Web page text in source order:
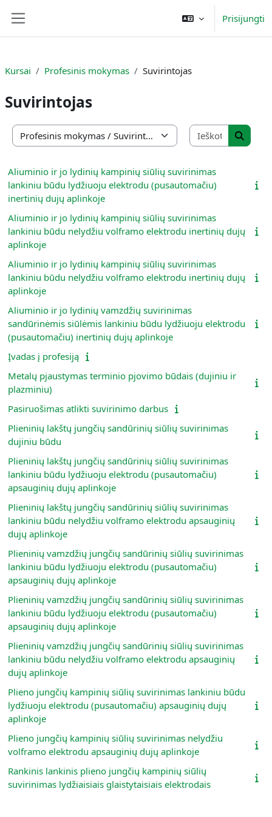
Prisijungti
Kursai Profesinis mokymas Suvirintojas
Suvirintojas
Kursų kategorijos
Ieškoti
Ieškoti
Aliuminio ir jo lydinių kampinių siūlių suvirinimas
lankiniu būdu lydžiuoju elektrodu (pusautomačiu)
inertinių dujų aplinkoje
Aliuminio ir jo lydinių kampinių siūlių suvirinimas
lankiniu būdu nelydžiu volframo elektrodu inertinių dujų
aplinkoje
Aliuminio ir jo lydinių kampinių siūlių suvirinimas
lankiniu būdu nelydžiu volframo elektrodu inertinių dujų
aplinkoje
Aliuminio ir jo lydinių vamzdžių suvirinimas
sandūrinėmis siūlėmis lankiniu būdu lydžiuoju elektrodu
(pusautomačiu) inertinių dujų aplinkoje
Įvadas į profesiją
Metalų pjaustymas terminio pjovimo būdais (dujiniu ir
plazminiu)
Pasiruošimas atlikti suvirinimo darbus
Plieninių lakštų jungčių sandūrinių siūlių suvirinimas
dujiniu būdu
Plieninių lakštų jungčių sandūrinių siūlių suvirinimas
lankiniu būdu lydžiuoju elektrodu (pusautomačiu)
apsauginių dujų aplinkoje
Plieninių lakštų jungčių sandūrinių siūlių suvirinimas
lankiniu būdu nelydžiu volframo elektrodu apsauginių
dujų aplinkoje
Plieninių vamzdžių jungčių sandūrinių siūlių suvirinimas
lankiniu būdu lydžiuoju elektrodu (pusautomačiu)
apsauginių dujų aplinkoje
Plieninių vamzdžių jungčių sandūrinių siūlių suvirinimas
lankiniu būdu lydžiuoju elektrodu (pusautomačiu)
apsauginių dujų aplinkoje
Plieninių vamzdžių jungčių sandūrinių siūlių suvirinimas
lankiniu būdu nelydžiu volframo elektrodu apsauginių
dujų aplinkoje
Plieno jungčių kampinių siūlių suvirinimas lankiniu būdu
lydžiuoju elektrodu (pusautomačiu) apsauginių dujų
aplinkoje
Plieno jungčių kampinių siūlių suvirinimas nelydžiu
volframo elektrodu apsauginių dujų aplinkoje
Rankinis lankinis plieno jungčių kampinių siūlių
suvirinimas lydžiaisiais glaistytaisiais elektrodais